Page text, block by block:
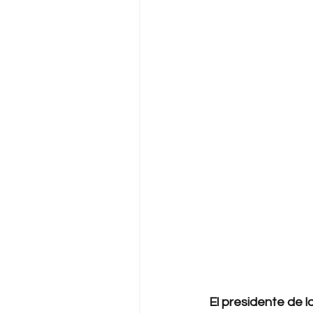
El presidente de